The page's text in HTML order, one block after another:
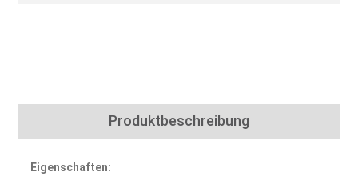
Produktbeschreibung
Eigenschaften: